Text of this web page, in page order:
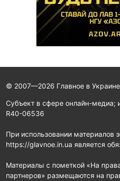
© 2007—2026 Главное в Украине
Субъект в сфере онлайн-медиа;
R40-06536
При использовании материалов
https://glavnoe.in.ua является
Материалы с пометкой «На
партнеров» размещаются на